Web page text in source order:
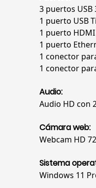
3 puertos
1 puerto USB
1 puerto HDMI
1 puerto
1 conector
1 conector
Audio:
Audio HD con
Cámara web:
Webcam HD
Sistema
Windows 11